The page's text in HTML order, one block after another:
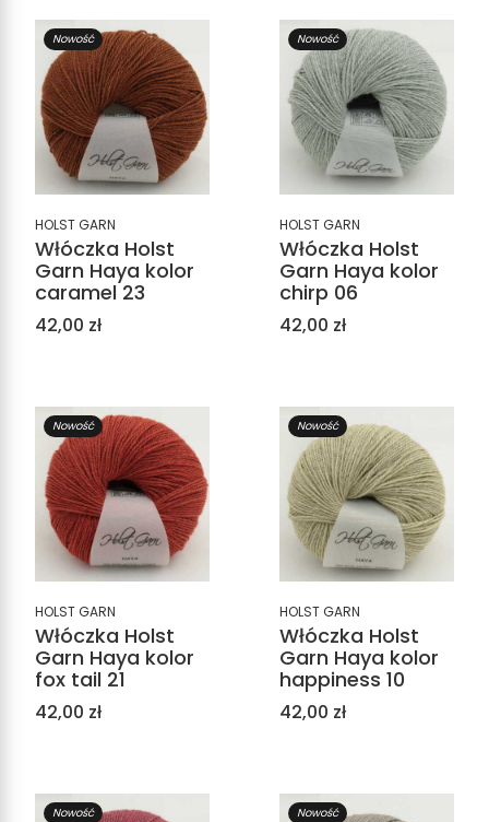
Nowość
HOLST GARN
Włóczka Holst
Garn Haya kolor
caramel 23
Cena
42,00 zł
Nowość
HOLST GARN
Włóczka Holst
Garn Haya kolor
chirp 06
Cena
42,00 zł
Nowość
HOLST GARN
Włóczka Holst
Garn Haya kolor
fox tail 21
Cena
42,00 zł
Nowość
HOLST GARN
Włóczka Holst
Garn Haya kolor
happiness 10
Cena
42,00 zł
Nowość Nowość